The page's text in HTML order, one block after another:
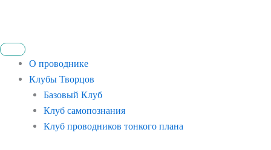
О проводнике
Клубы Творцов
Базовый Клуб
Клуб самопознания
Клуб проводников тонкого плана